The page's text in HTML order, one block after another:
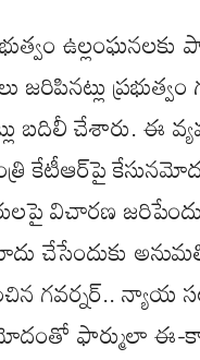
ఉల్లంఘనలకు
జరిపినట్లు
బదిలీ చేశారు. ఈ
కేటీఆర్‌పై
విచారణ
చేసేందుకు అనుమతి
గవర్నర్.. న్యాయ
ఫార్ములా ఈ-